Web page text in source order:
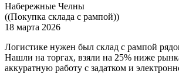
Набережные Челны
((Покупка склада с рампой))
18 марта 2026
Логистике нужен был склад с рампой
Нашли на торгах, взяли на 25% ниже
аккуратную работу с задатком и